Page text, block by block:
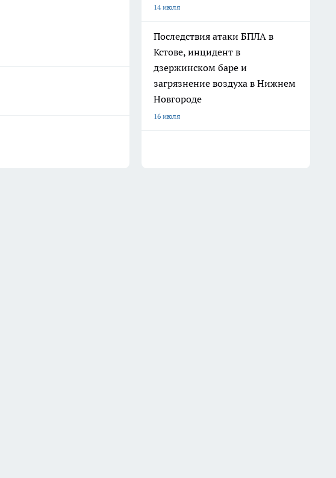
14 июля
Последствия атаки БПЛА в
Кстове, инцидент в
дзержинском баре и
загрязнение воздуха в Нижнем
Новгороде
16 июля